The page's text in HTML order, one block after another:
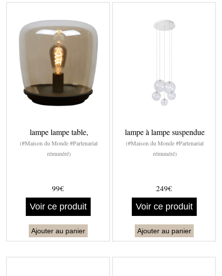
lampe lampe table,
(#Maison du Monde #Partenariat
rémunéré)
99€
Voir ce produit
Ajouter au panier
lampe à lampe suspendue
(#Maison du Monde #Partenariat
rémunéré)
249€
Voir ce produit
Ajouter au panier